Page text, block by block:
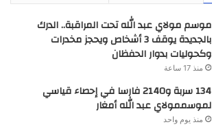
موسم مولاي عبد الله تحت المراقبة.. الدرك
بالجديدة يوقف 3 أشخاص ويحجز مخدرات
وكحوليات بدوار الحفظان
منذ 17 ساعة
134 سربة و2140 فارسا في إحصاء قياسي
لموسممولاي عبد الله أمغار
منذ يوم واحد